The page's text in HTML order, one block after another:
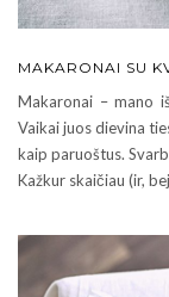
MAKARONAI SU
Makaronai – mano
Vaikai juos dievina
kaip paruoštus.
Kažkur skaičiau (ir,